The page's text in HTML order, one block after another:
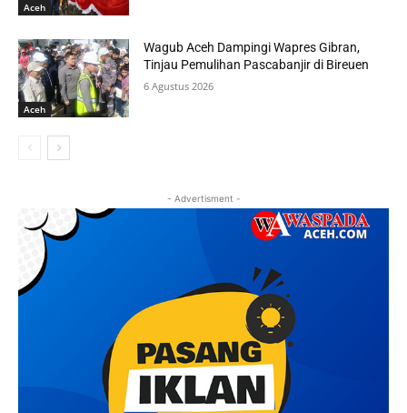
Aceh
Aceh
Wagub Aceh Dampingi Wapres Gibran,
Tinjau Pemulihan Pascabanjir di Bireuen
6 Agustus 2026
- Advertisment -